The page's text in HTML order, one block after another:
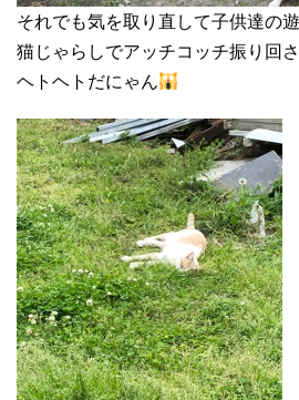
それでも気を取り直して子供達の
猫じゃらしでアッチコッチ振り回
ヘトヘトだにゃん